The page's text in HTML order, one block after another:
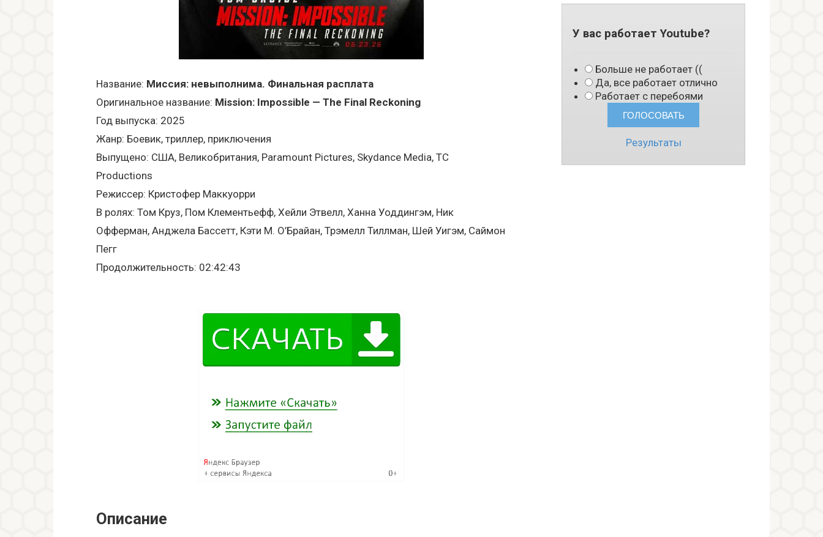
Название: Миссия: невыполнима. Финальная расплата
Оригинальное название: Mission: Impossible — The Final Reckoning
Год выпуска: 2025
Жанр: Боевик, триллер, приключения
Выпущено: США, Великобритания, Paramount Pictures, Skydance Media, TC
Productions
Режиссер: Кристофер Маккуорри
В ролях: Том Круз, Пом Клементьефф, Хейли Этвелл, Ханна Уоддингэм, Ник
Офферман, Анджела Бассетт, Кэти М. О’Брайан, Трэмелл Тиллман, Шей Уигэм, Саймон
Пегг
Продолжительность: 02:42:43
Описание
У вас работает Youtube?
Больше не работает ((
Да, все работает отлично
Работает с перебоями
Результаты